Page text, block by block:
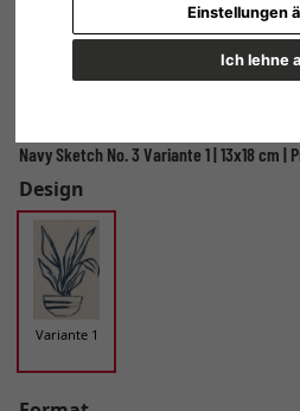
Ich lehne
Einstellungen
Navy Sketch No. 3 Variante 1 | 13x18 cm |
Design
Variante 1